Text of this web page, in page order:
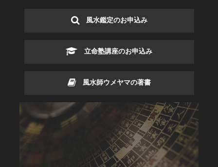
風水鑑定のお申込み
立命塾講座のお申込み
風水師ウメヤマの著書